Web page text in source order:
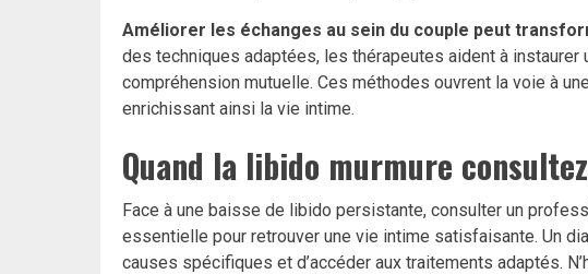
Améliorer les échanges au sein du couple peut
des techniques adaptées, les thérapeutes aident à instaurer
compréhension mutuelle. Ces méthodes ouvrent la voie à
enrichissant ainsi la vie intime.
Quand la libido murmure
Face à une baisse de libido persistante, consulter un
essentielle pour retrouver une vie intime satisfaisante. Un
causes spécifiques et d’accéder aux traitements adaptés.